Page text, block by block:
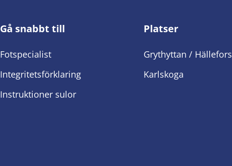
Gå snabbt till
Fotspecialist
Integritetsförklaring
Instruktioner sulor
Platser
Grythyttan / Hällefors
Karlskoga